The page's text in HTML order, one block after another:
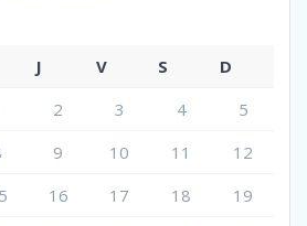
J V S
D
2 3 4
5
9 10 11
12
16 17 18
19